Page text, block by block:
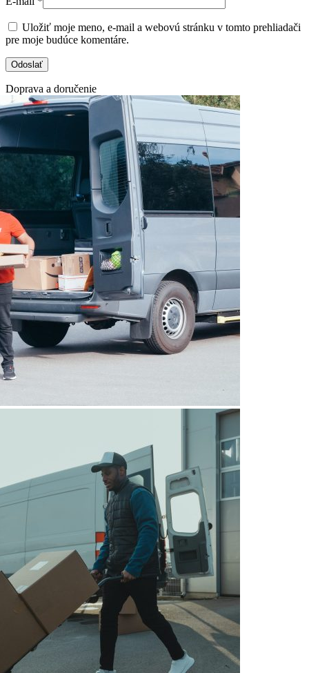
Uložiť moje meno, e-mail a webovú stránku v tomto prehliadači
pre moje budúce komentáre.
Doprava a doručenie